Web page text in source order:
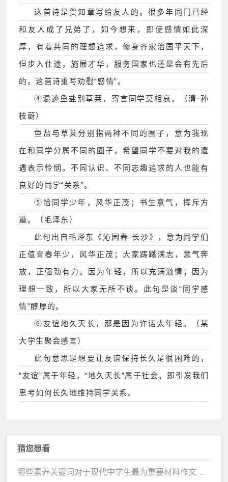
这首诗是贺知章写给友人的。很多年同门已经
和友人成了兄弟了，如今想来，即使感情如此深
厚，有着共同的理想追求，修身齐家治国平天下，
但步入仕途，施展才华，服务国家也还是会有先后
的。这首诗重写劝慰“感情”。
④混迹鱼盐别草莱，寄言同学莫相哀。（清·孙
枝蔚）
鱼盐与草莱分别指两种不同的圈子，意为我现
在和同学分属不同的圈子，希望同学不要对我的遭
遇表示怜悯。不同认识、不同志趣追求的人也能有
良好的同学“关系”。
⑤恰同学少年，风华正茂；书生意气，挥斥方
遒。（毛泽东）
此句出自毛泽东《沁园春·长沙》，意为同学们
正值青春年少，风华正茂；大家踌躇满志，意气奔
放，正强劲有力。因为年轻，所以充满激情；因为
理想一致，所以大家无所不谈。此句是谈“同学感
情”醇厚的。
⑥友谊地久天长，那是因为许诺太年轻。（某
大学生聚会感言）
此句意思是想要让友谊保持长久是很困难的，
“友谊”属于年轻，“地久天长”属于社会。即引发我们
思考如何长久地维持同学关系。
猜您想看
哪些素养关键词对于现代中学生最为重要材料作文范文及解题